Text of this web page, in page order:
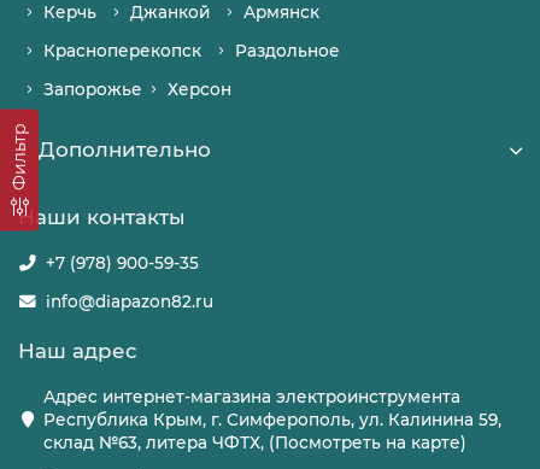
Фильтр
Керчь
Джанкой
Армянск
Красноперекопск
Раздольное
Запорожье
Херсон
Дополнительно
Наши контакты
+7 (978) 900-59-35
info@diapazon82.ru
Наш адрес
Адрес интернет-магазина электроинструмента
Республика Крым, г. Симферополь, ул. Калинина 59,
склад №63, литера ЧФТХ, (Посмотреть на карте)